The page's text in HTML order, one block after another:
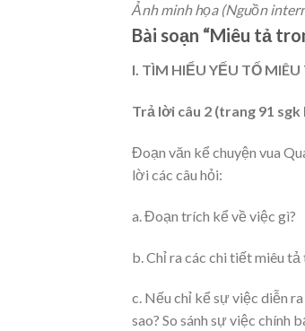
Ảnh minh họa (Nguồn
Bài soạn “Miêu tả
I. TÌM HIỂU YẾU TỐ
Trả lời câu 2 (trang 91
Đoạn văn kể chuyện vua
lời các câu hỏi:
a. Đoạn trích kể về việc gì?
b. Chỉ ra các chi tiết miêu
c. Nếu chỉ kể sự việc diễn
sao? So sánh sự việc chính